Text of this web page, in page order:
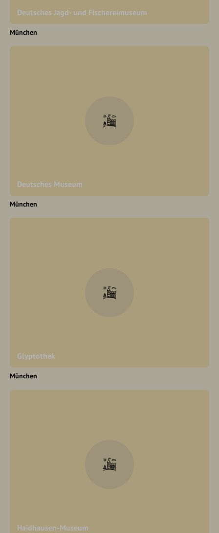
Deutsches Jagd- und Fischereimuseum
München
Deutsches Museum
München
Glyptothek
München
Haidhausen-Museum